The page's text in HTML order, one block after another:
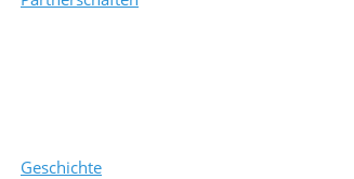
Geschichte